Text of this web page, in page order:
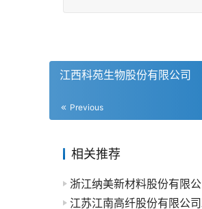
江西科苑生物股份有限公司
Previous
相关推荐
浙江纳美新材料股份有限
江苏江南高纤股份有限公